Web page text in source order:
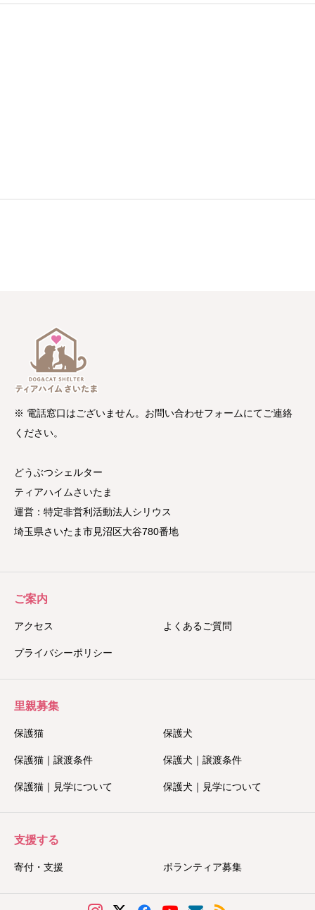
※ 電話窓口はございません。お問い合わせフォームにてご連絡
ください。
どうぶつシェルター
ティアハイムさいたま
運営：特定非営利活動法人シリウス
埼玉県さいたま市見沼区大谷780番地
ご案内
アクセス よくあるご質問
プライバシーポリシー
里親募集
保護猫 保護犬
保護猫｜譲渡条件 保護犬｜譲渡条件
保護猫｜見学について 保護犬｜見学について
支援する
寄付・支援 ボランティア募集